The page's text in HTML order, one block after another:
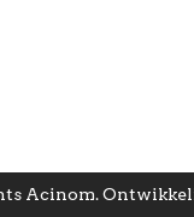
Acinom.